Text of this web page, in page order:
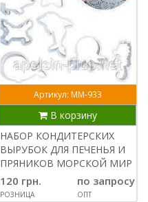
Артикул: ММ-933
В корзину
НАБОР КОНДИТЕРСКИХ
ВЫРУБОК ДЛЯ ПЕЧЕНЬЯ И
ПРЯНИКОВ МОРСКОЙ МИР
120 грн.
РОЗНИЦА
по запросу
ОПТ